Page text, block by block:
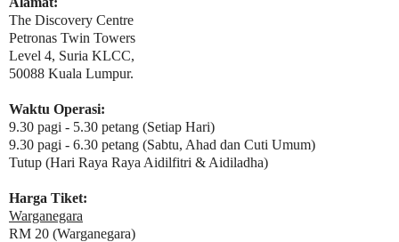
The Discovery Centre
Petronas Twin Towers
Level 4, Suria KLCC,
50088 Kuala Lumpur.
Waktu Operasi:
9.30 pagi - 5.30 petang (Setiap Hari)
9.30 pagi - 6.30 petang (Sabtu, Ahad dan Cuti Umum)
Tutup (Hari Raya Raya Aidilfitri & Aidiladha)
Harga Tiket:
Warganegara
RM 20 (Warganegara)